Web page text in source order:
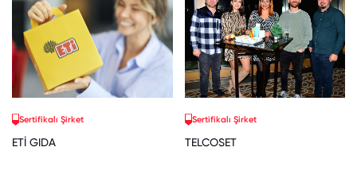
Sertifikalı Şirket
ETİ GIDA
Sertifikalı Şirket
TELCOSET